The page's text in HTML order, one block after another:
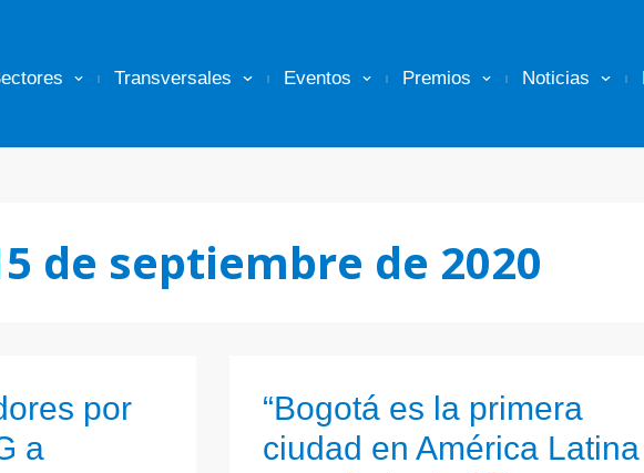
Transversales Eventos Premios Noticias
de septiembre de 2020
por
a
“Bogotá es la primera
ciudad en América Latina